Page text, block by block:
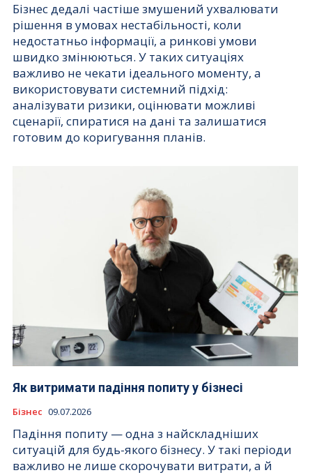
Бізнес дедалі частіше змушений ухвалювати
рішення в умовах нестабільності, коли
недостатньо інформації, а ринкові умови
швидко змінюються. У таких ситуаціях
важливо не чекати ідеального моменту, а
використовувати системний підхід:
аналізувати ризики, оцінювати можливі
сценарії, спиратися на дані та залишатися
готовим до коригування планів.
Як витримати падіння попиту у бізнесі
Бізнес 09.07.2026
Падіння попиту — одна з найскладніших
ситуацій для будь-якого бізнесу. У такі періоди
важливо не лише скорочувати витрати, а й